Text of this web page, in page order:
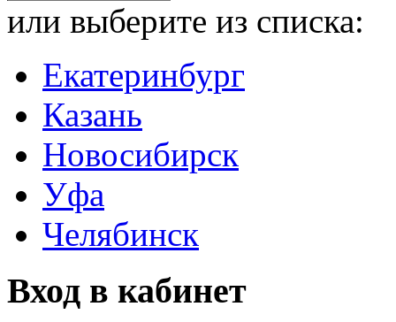
или выберите из списка:
Екатеринбург
Казань
Новосибирск
Уфа
Челябинск
Вход в кабинет